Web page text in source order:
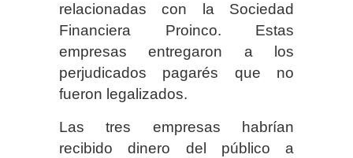
relacionadas con la Sociedad
Financiera Proinco. Estas
empresas entregaron a los
perjudicados pagarés que no
fueron legalizados.
Las tres empresas habrían
recibido dinero del público a